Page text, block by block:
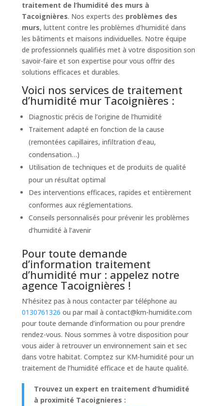
traitement de l’humidité des murs à
Tacoignières. Nos experts des problèmes des
murs, luttent contre les problèmes d’humidité dans
les bâtiments et maisons individuelles. Notre équipe
de professionnels qualifiés met à votre disposition son
savoir-faire et son expertise pour vous offrir des
solutions efficaces et durables.
Voici nos services de traitement
d’humidité mur Tacoignières :
Diagnostic précis de l’origine de l’humidité
Traitement adapté en fonction de la cause
(remontées capillaires, infiltration d’eau,
condensation…)
Utilisation de techniques et de produits de qualité
pour un résultat optimal
Des interventions efficaces, rapides et entièrement
conformes aux réglementations.
Conseils personnalisés pour prévenir les problèmes
d’humidité à l’avenir
Pour toute demande
d’information traitement
d’humidité mur : appelez notre
agence Tacoignières !
N’hésitez pas à nous contacter par téléphone au
0130761326 ou par mail à contact@km-humidite.com
pour toute demande d’information ou pour prendre
rendez-vous. Nous sommes à votre disposition pour
vous aider à retrouver un environnement sain et sec
dans votre habitat. Comptez sur KM-humidité pour un
traitement de l’humidité efficace et de haute qualité.
Trouvez un expert en traitement d’humidité
à proximité Tacoignieres :